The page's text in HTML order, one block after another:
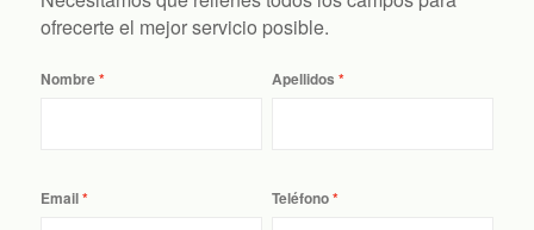
ofrecerte el mejor servicio posible.
Nombre Apellidos
Email Teléfono